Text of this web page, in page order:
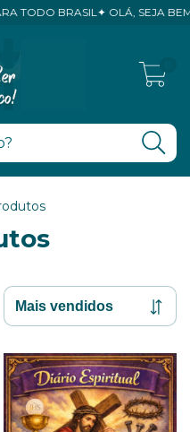
OLÁ, SEJA BEM-